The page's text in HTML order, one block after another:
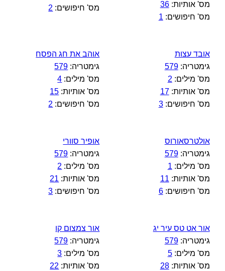
מס' אותיות:36
מס' חיפושים: 1
מס' חיפושים: 2
אובד עצות
גימטריה:579
מס' מילים: 2
מס' אותיות:17
מס' חיפושים:3
אוהב את חג הפסח
גימטריה: 579
מס' מילים: 4
מס' אותיות: 15
מס' חיפושים: 2
אולטרסאורוס
גימטריה:579
מס' מילים: 1
מס' אותיות: 11
מס' חיפושים:6
אופיר סוורי
גימטריה: 579
מס' מילים: 2
מס' אותיות: 21
מס' חיפושים: 3
אור אט טס עיר יג
גימטריה:579
מס' מילים:5
מס' אותיות:28
אור צמצום קו
גימטריה: 579
מס' מילים: 3
מס' אותיות: 22